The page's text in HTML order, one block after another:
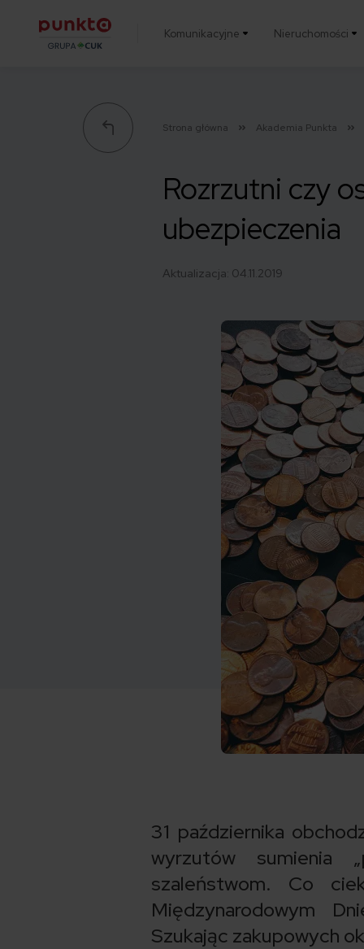
Komunikacyjne Nieruchomości
Strona główna Akademia Punkta
Rozrzutni czy
ubezpieczenia
Aktualizacja: 04.11.2019
31 października
wyrzutów sumienia
szaleństwom. Co
Międzynarodowym
Szukając zakupowych